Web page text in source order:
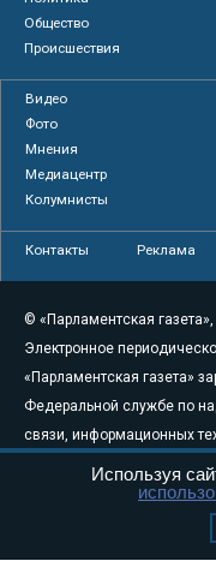
Общество
Происшествия
Видео
Фото
Мнения
Медиацентр
Колумнисты
Контакты Реклама
© «Парламентская газета»,
Электронное
«Парламентская газета»
Федеральной службе по
связи, информационных
массовых коммуникаций
августа 2011 года. 18+
Свидетельство о
Используя